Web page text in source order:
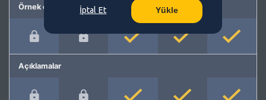
Örnek cümleler
Açıklamalar
İptal Et Yükle